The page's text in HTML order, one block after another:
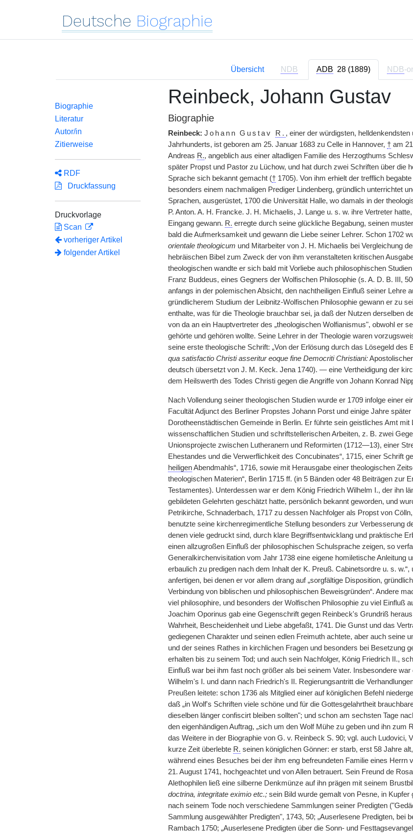
Deutsche Biographie
Übersicht NDB ADB 28 (1889) NDB-
Biographie
Literatur
Autor/in
Zitierweise
RDF
Druckfassung
Druckvorlage
Scan
vorheriger Artikel
folgender Artikel
Reinbeck, Johann Gustav
Biographie
Reinbeck: Johann Gustav R. , einer der würdigsten,
Jahrhunderts, ist geboren am 25. Januar 1683 zu Celle in Hannover, †am
Andreas R., angeblich aus einer altadligen Familie des Herzogthums
später Propst und Pastor zu Lüchow, und hat durch zwei Schriften über die
Sprache sich bekannt gemacht (†1705). Von ihm erhielt der trefflich
besonders einem nachmaligen Prediger Lindenberg, gründlich unterrichtet
Sprachen, ausgerüstet, 1700 die Universität Halle, wo damals in der
P. Anton. A. H. Francke. J. H. Michaelis, J. Lange u. s. w. ihre Vertreter
Eingang gewann. R. erregte durch seine glückliche Begabung, seinen
bald die Aufmerksamkeit und gewann die Liebe seiner Lehrer. Schon 1702
orientale theologicum und Mitarbeiter von J. H. Michaelis bei Vergleichung
hebräischen Bibel zum Zweck der von ihm veranstalteten kritischen
theologischen wandte er sich bald mit Vorliebe auch philosophischen
Franz Buddeus, eines Gegners der Wolfischen Philosophie (s. A. D. B. III,
anfangs in der polemischen Absicht, den nachtheiligen Einfluß seiner Lehre
gründlicherem Studium der Leibnitz-Wolfischen Philosophie gewann er zu
enthalte, was für die Theologie brauchbar sei, ja daß der Nutzen derselben
von da an ein Hauptvertreter des „theologischen Wolfianismus", obwohl er
gehörte und gehören wollte. Seine Lehrer in der Theologie waren
seine erste theologische Schrift: „Von der Erlösung durch das Lösegeld des
qua satisfactio Christi asseritur eoque fine Democriti Christiani:Apostolischer
deutsch übersetzt von J. M. Keck. Jena 1740). — eine Vertheidigung der
dem Heilswerth des Todes Christi gegen die Angriffe von Johann Konrad
Nach Vollendung seiner theologischen Studien wurde er 1709 infolge einer
Facultät Adjunct des Berliner Propstes Johann Porst und einige Jahre
Dorotheenstädtischen Gemeinde in Berlin. Er führte sein geistliches Amt
wissenschaftlichen Studien und schriftstellerischen Arbeiten, z. B. zwei
Unionsprojecte zwischen Lutheranern und Reformirten (1712—13), einer
Ehestandes und die Verwerflichkeit des Concubinates“, 1715, einer Schrift
heiligenAbendmahls“, 1716, sowie mit Herausgabe einer theologischen
theologischen Materien“, Berlin 1715 ff. (in 5 Bänden oder 48 Beiträgen zur
Testamentes). Unterdessen war er dem König Friedrich Wilhelm I., der ihn
gebildeten Gelehrten geschätzt hatte, persönlich bekannt geworden, und
Petrikirche, Schnaderbach, 1717 zu dessen Nachfolger als Propst von
benutzte seine kirchenregimentliche Stellung besonders zur Verbesserung
denen viele gedruckt sind, durch klare Begriffsentwicklang und praktische
einen allzugroßen Einfluß der philosophischen Schulsprache zeigen, so
Generalkirchenvisitation vom Jahr 1738 eine eigene homiletische Anleitung
erbaulich zu predigen nach dem Inhalt der K. Preuß. Cabinetsordre u. s.
anfertigen, bei denen er vor allem drang auf „sorgfältige Disposition,
Verbindung von biblischen und philosophischen Beweisgründen“. Andere
viel philosophire, und besonders der Wolfischen Philosophie zu viel Einfluß
Joachim Oporinus gab eine Gegenschrift gegen Reinbeck's Grundriß
Wahrheit, Bescheidenheit und Liebe abgefaßt, 1741. Die Gunst und das
gediegenen Charakter und seinen edlen Freimuth achtete, aber auch seine
und der seines Rathes in kirchlichen Fragen und besonders bei Besetzung
erhalten bis zu seinem Tod; und auch sein Nachfolger, König Friedrich II.,
Einfluß war bei ihm fast noch größer als bei seinem Vater. Insbesondere war
Wilhelm's I. und dann nach Friedrich's II. Regierungsantritt die
Preußen leitete: schon 1736 als Mitglied einer auf königlichen Befehl
daß „in Wolf's Schriften viele schöne und für die Gottesgelahrtheit
dieselben länger confiscirt bleiben sollten"; und schon am sechsten Tage
den eigenhändigen Auftrag, „sich um den Wolf Mühe zu geben und ihn zum
das Weitere in der Biographie von G. v. Reinbeck S. 90; vgl. auch Ludovici,
kurze Zeit überlebte R. seinen königlichen Gönner: er starb, erst 58 Jahre
während eines Besuches bei der ihm eng befreundeten Familie eines
21. August 1741, hochgeachtet und von Allen betrauert. Sein Freund de
Alethophilen ließ eine silberne Denkmünze auf ihn prägen mit seinem
doctrina, integritate eximio etc.;sein Bild wurde gemalt von Pesne, in
nach seinem Tode noch verschiedene Sammlungen seiner Predigten
Sammlung| ausgewählter Predigten", 1743, 50; „Auserlesene Predigten, bei
Rambach 1750; „Auserlesene Predigten über die Sonn- und